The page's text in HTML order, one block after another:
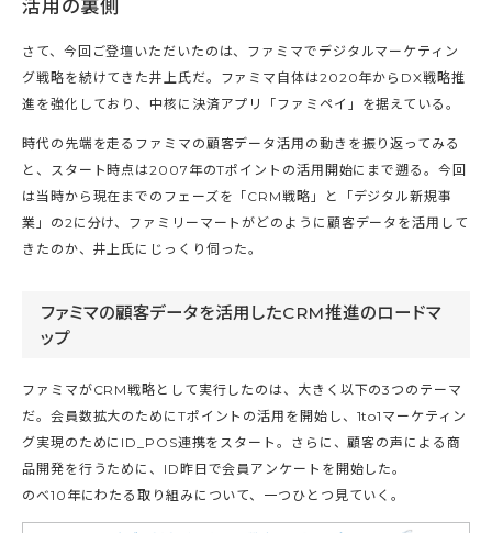
活用の裏側
さて、今回ご登壇いただいたのは、ファミマでデジタルマーケティン
グ戦略を続けてきた井上氏だ。ファミマ自体は2020年からDX戦略推
進を強化しており、中核に決済アプリ「ファミペイ」を据えている。
時代の先端を走るファミマの顧客データ活用の動きを振り返ってみる
と、スタート時点は2007年のTポイントの活用開始にまで遡る。今回
は当時から現在までのフェーズを「CRM戦略」と「デジタル新規事
業」の2に分け、ファミリーマートがどのように顧客データを活用して
きたのか、井上氏にじっくり伺った。
ファミマの顧客データを活用したCRM推進のロードマ
ップ
ファミマがCRM戦略として実行したのは、大きく以下の3つのテーマ
だ。会員数拡大のためにTポイントの活用を開始し、1to1マーケティン
グ実現のためにID_POS連携をスタート。さらに、顧客の声による商
品開発を行うために、ID昨日で会員アンケートを開始した。
のべ10年にわたる取り組みについて、一つひとつ見ていく。